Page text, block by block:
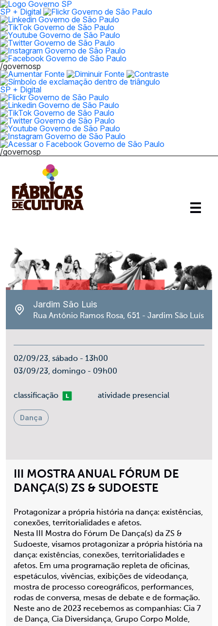
SP + Digital
/governosp
SP + Digital
/governosp
III MOSTRA ANUAL FÓRUM DE
DANÇA(S) ZS & SUDOESTE
Protagonizar a própria história na dança: existências,
conexões, territorialidades e afetos.
Nesta III Mostra do Fórum De Dança(s) da ZS &
Sudoeste, visamos protagonizar a própria história na
dança: existências, conexões, territorialidades e
afetos. Em uma programação repleta de oficinas,
espetáculos, vivências, exibições de vídeodança,
mostra de processo coreográficos, performances,
rodas de conversa, mesas de debate e de formação.
Neste ano de 2023 recebemos as companhias: Cia 7
de Dança, Cia Diversidança, Grupo Corpo Molde,
Jardim São Luis
Rua Antônio Ramos Rosa, 651 - Jardim São Luís
02/09/23, sábado - 13h00
03/09/23, domingo - 09h00
classificaçãoLivre atividade presencial
Dança